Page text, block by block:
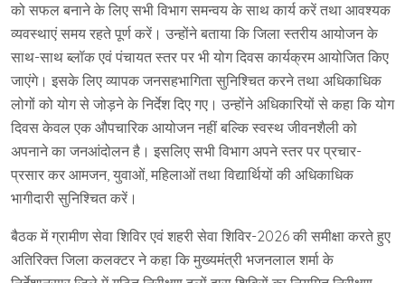
को सफल बनाने के लिए सभी विभाग समन्वय के साथ कार्य करें तथा आवश्यक
व्यवस्थाएं समय रहते पूर्ण करें। उन्होंने बताया कि जिला स्तरीय आयोजन के
साथ-साथ ब्लॉक एवं पंचायत स्तर पर भी योग दिवस कार्यक्रम आयोजित किए
जाएंगे। इसके लिए व्यापक जनसहभागिता सुनिश्चित करने तथा अधिकाधिक
लोगों को योग से जोड़ने के निर्देश दिए गए। उन्होंने अधिकारियों से कहा कि योग
दिवस केवल एक औपचारिक आयोजन नहीं बल्कि स्वस्थ जीवनशैली को
अपनाने का जनआंदोलन है। इसलिए सभी विभाग अपने स्तर पर प्रचार-
प्रसार कर आमजन, युवाओं, महिलाओं तथा विद्यार्थियों की अधिकाधिक
भागीदारी सुनिश्चित करें।
बैठक में ग्रामीण सेवा शिविर एवं शहरी सेवा शिविर-2026 की समीक्षा करते हुए
अतिरिक्त जिला कलक्टर ने कहा कि मुख्यमंत्री भजनलाल शर्मा के